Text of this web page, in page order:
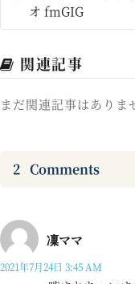
オ fmGIG
関連記事
まだ関連記事はありま
2 Comments
凜ママ
2021年7月24日 3:45 AM